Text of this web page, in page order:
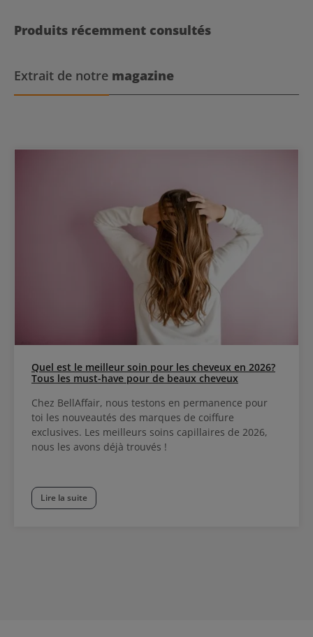
kératine. Conseil : Après le retrait d'extensions avec bonds en
kératine, la soin des cheveux est important. Les masques
Produits récemment consultés
Extrait de notre magazine
Quel est le meilleur soin pour les cheveux en 2026?
Tous les must-have pour de beaux cheveux
Chez BellAffair, nous testons en permanence pour
toi les nouveautés des marques de coiffure
exclusives. Les meilleurs soins capillaires de 2026,
nous les avons déjà trouvés !
Lire la suite